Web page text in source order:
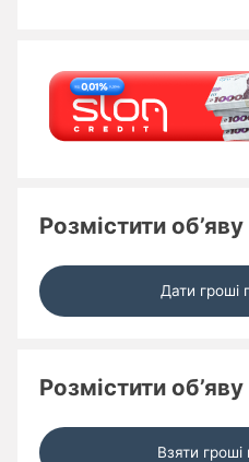
Розмістити об’яву
Дати гроші
Розмістити об’яву
Взяти гроші